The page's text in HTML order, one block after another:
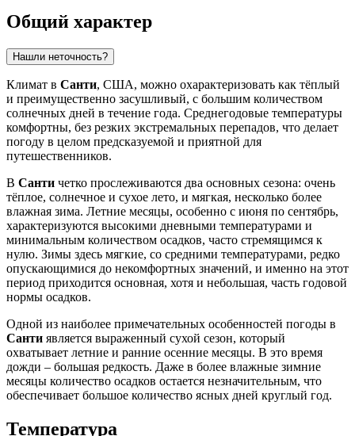
Общий характер
Нашли неточность?
Климат в Санти, США, можно охарактеризовать как тёплый
и преимущественно засушливый, с большим количеством
солнечных дней в течение года. Среднегодовые температуры
комфортны, без резких экстремальных перепадов, что делает
погоду в целом предсказуемой и приятной для
путешественников.
В Санти четко прослеживаются два основных сезона: очень
тёплое, солнечное и сухое лето, и мягкая, несколько более
влажная зима. Летние месяцы, особенно с июня по сентябрь,
характеризуются высокими дневными температурами и
минимальным количеством осадков, часто стремящимся к
нулю. Зимы здесь мягкие, со средними температурами, редко
опускающимися до некомфортных значений, и именно на этот
период приходится основная, хотя и небольшая, часть годовой
нормы осадков.
Одной из наиболее примечательных особенностей погоды в
Санти является выраженный сухой сезон, который
охватывает летние и ранние осенние месяцы. В это время
дожди – большая редкость. Даже в более влажные зимние
месяцы количество осадков остается незначительным, что
обеспечивает большое количество ясных дней круглый год.
Температура